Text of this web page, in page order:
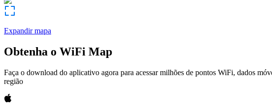
Expandir mapa
Obtenha o WiFi Map
Faça o download do aplicativo agora para acessar milhões de pontos WiFi, dados
região